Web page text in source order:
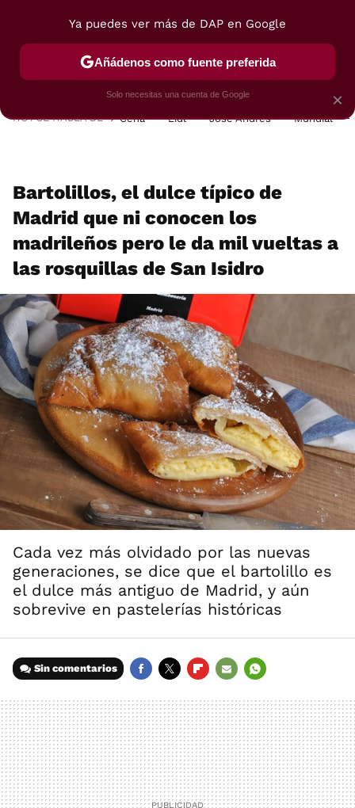
POSTRES VIAJES SELECCIÓN VEGUI
HOY SE HABLA DE Cena Lidl José Andrés Mundial
Bartolillos, el dulce típico de
Madrid que ni conocen los
madrileños pero le da mil vueltas a
las rosquillas de San Isidro
Cada vez más olvidado por las nuevas
generaciones, se dice que el bartolillo es
el dulce más antiguo de Madrid, y aún
sobrevive en pastelerías históricas
Sin comentarios
MAIL
×
Ya puedes ver más de DAP en Google
Añádenos como fuente preferida
Solo necesitas una cuenta de Google